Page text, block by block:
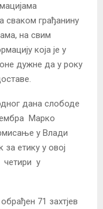
сваком грађанину
на свим
која је у
оне дужне да у року
дана слободе
Маркo
у Влади
за етику у овој
четири у
71 захтјев